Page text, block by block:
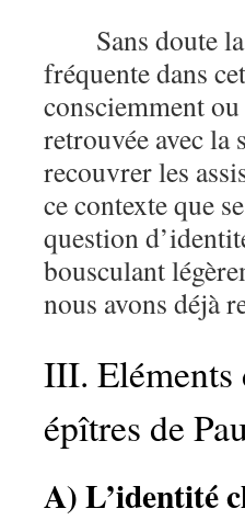
Sans doute
fréquente dans
consciemment
retrouvée avec la
recouvrer les
ce contexte que
question
bousculant
nous avons déjà
III. Eléments
épîtres de
A) L’identité